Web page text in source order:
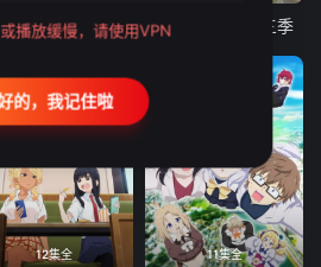
古诺希亚 致不灭的你 第三季
12集全 11集全
播放缓慢，请使用VPN
的，我记住啦